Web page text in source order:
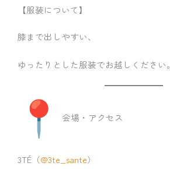
【服装について】
膝まで出しやすい、
ゆったりとした服装でお越しください。
会場・アクセス
3TÉ（@3te_sante）